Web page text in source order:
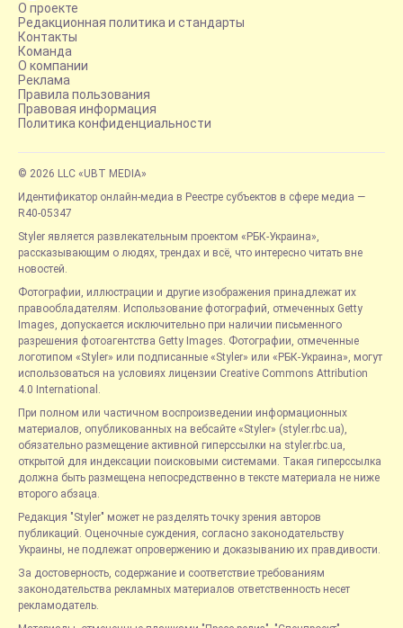
О проекте
Редакционная политика и стандарты
Контакты
Команда
О компании
Реклама
Правила пользования
Правовая информация
Политика конфиденциальности
© 2026 LLC «UBT MEDIA»
Идентификатор онлайн-медиа в Реестре субъектов в сфере медиа —
R40-05347
Styler является развлекательным проектом «РБК-Украина»,
рассказывающим о людях, трендах и всё, что интересно читать вне
новостей.
Фотографии, иллюстрации и другие изображения принадлежат их
правообладателям. Использование фотографий, отмеченных Getty
Images, допускается исключительно при наличии письменного
разрешения фотоагентства Getty Images. Фотографии, отмеченные
логотипом «Styler» или подписанные «Styler» или «РБК-Украина», могут
использоваться на условиях лицензии Creative Commons Attribution
4.0 International.
При полном или частичном воспроизведении информационных
материалов, опубликованных на вебсайте «Styler» (styler.rbc.ua),
обязательно размещение активной гиперссылки на styler.rbc.ua,
открытой для индексации поисковыми системами. Такая гиперссылка
должна быть размещена непосредственно в тексте материала не ниже
второго абзаца.
Редакция "Styler" может не разделять точку зрения авторов
публикаций. Оценочные суждения, согласно законодательству
Украины, не подлежат опровержению и доказыванию их правдивости.
За достоверность, содержание и соответствие требованиям
законодательства рекламных материалов ответственность несет
рекламодатель.